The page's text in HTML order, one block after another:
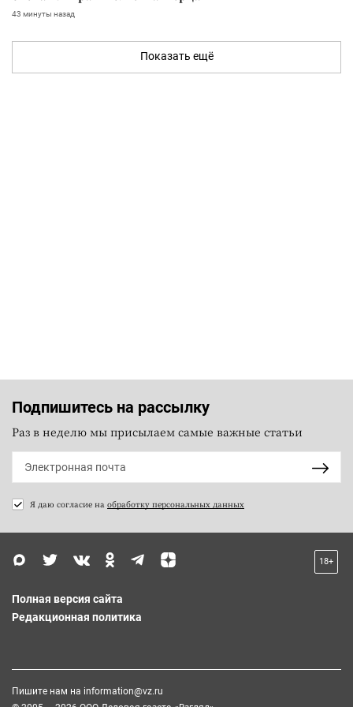
43 минуты назад
Показать ещё
Подпишитесь на рассылку
Раз в неделю мы присылаем самые важные статьи
Я даю согласие на обработку персональных данных
18+
Полная версия сайта
Редакционная политика
Пишите нам на information@vz.ru